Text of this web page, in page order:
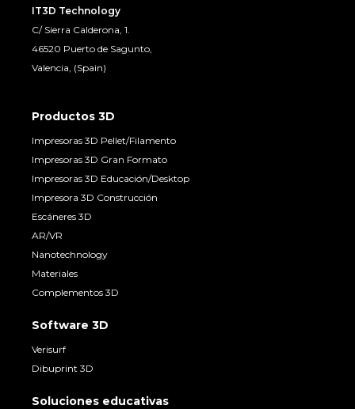
IT3D Technology
C/ Sierra Calderona, 1.
46520 Puerto de Sagunto,
Valencia, (Spain)
Productos 3D
Impresoras 3D Pellet/Filamento
Impresoras 3D Gran Formato
Impresoras 3D Educación/Desktop
Impresora 3D Construcción
Escáneres 3D
AR/VR
Nanotechnology
Materiales
Complementos 3D
Software 3D
Verisurf
Dibuprint 3D
Soluciones educativas